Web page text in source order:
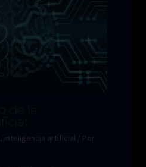
de la
, inteligencia artificial / Por